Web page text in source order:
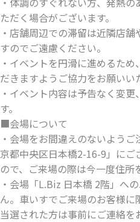
ただく場合がございます。
・店舗周辺での滞留は近隣店
すのでご遠慮ください。
・イベントを円滑に進めるた
だきますようご協力をお願いい
・イベント内容は予告なく変
す。
■会場について
・会場をお間違えのないよう
京都中央区日本橋2-16-9」にご
ので、ご来場の際は今一度住所
・会場「L.Biz 日本橋 2階」へ
ん。車いすでご来場のお客様に
当選された方は事前にご連絡を